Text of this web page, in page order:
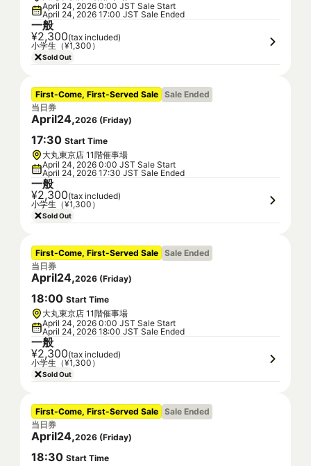
April 24, 2026 0:00 JST Sale Start
April 24, 2026 17:00 JST Sale Ended
一般
¥2,300(tax included)
小学生（¥1,300）
Sold Out
First-Come, First-Served Sale Sale Ended
当日券
April24,2026 (Friday)
17:30 Start Time
大丸東京店 11階催事場
April 24, 2026 0:00 JST Sale Start
April 24, 2026 17:30 JST Sale Ended
一般
¥2,300(tax included)
小学生（¥1,300）
Sold Out
First-Come, First-Served Sale Sale Ended
当日券
April24,2026 (Friday)
18:00 Start Time
大丸東京店 11階催事場
April 24, 2026 0:00 JST Sale Start
April 24, 2026 18:00 JST Sale Ended
一般
¥2,300(tax included)
小学生（¥1,300）
Sold Out
First-Come, First-Served Sale Sale Ended
当日券
April24,2026 (Friday)
18:30 Start Time